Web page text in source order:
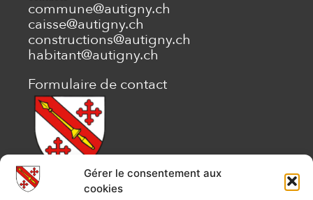
Gérer le consentement aux
cookies
commune@autigny.ch
caisse@autigny.ch
constructions@autigny.ch
habitant@autigny.ch
Formulaire de contact
COMMUNE D’AUTIGNY